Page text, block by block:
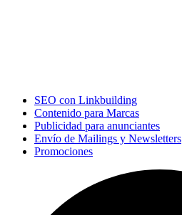
SEO con Linkbuilding
Contenido para Marcas
Publicidad para anunciantes
Envío de Mailings y Newsletters
Promociones